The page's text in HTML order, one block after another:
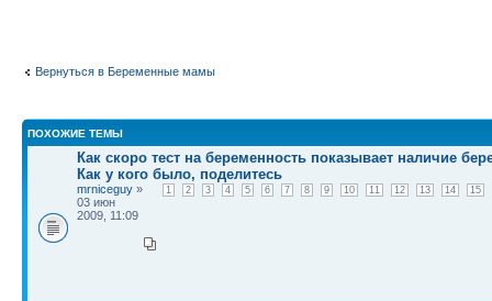
Вернуться в Беременные мамы
ПОХОЖИЕ ТЕМЫ
Как скоро тест на беременность показывает наличие
Как у кого было, поделитесь
1 2 3 4 5 6 7 8 9 10 11 12 13 14 15
mrniceguy »
03 июн
2009, 11:09